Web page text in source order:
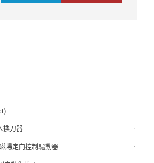
換刀器
場定向控制驅動器